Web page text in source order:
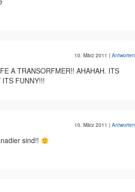
10. März 2011 | Antworten
A TRANSORFMER!! AHAHAH. ITS
ITS FUNNY!!!
10. März 2011 | Antworten
sind!!